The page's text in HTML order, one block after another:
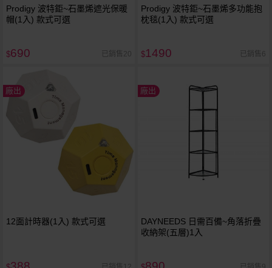
Prodigy 波特鉅~石墨烯遮光保暖
帽(1入) 款式可選
$690 已銷售20
Prodigy 波特鉅~石墨烯多功能抱
枕毯(1入) 款式可選
$1490 已銷售6
廠出
12面計時器(1入) 款式可選
廠出
DAYNEEDS 日需百備~角落折疊
收納架(五層)1入